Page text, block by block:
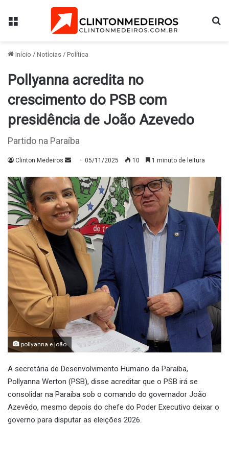
Menu
Início / Notícias / Política
Pollyanna acredita no
crescimento do PSB com
presidência de João Azevedo
Partido na Paraíba
Clinton Medeiros
Mande
e-
mail
05/11/2025 10 1 minuto de leitura
pollyanna e joão
A secretária de Desenvolvimento Humano da Paraíba,
Pollyanna Werton (PSB), disse acreditar que o PSB irá se
consolidar na Paraíba sob o comando do governador João
Azevêdo, mesmo depois do chefe do Poder Executivo deixar o
governo para disputar as eleições 2026.